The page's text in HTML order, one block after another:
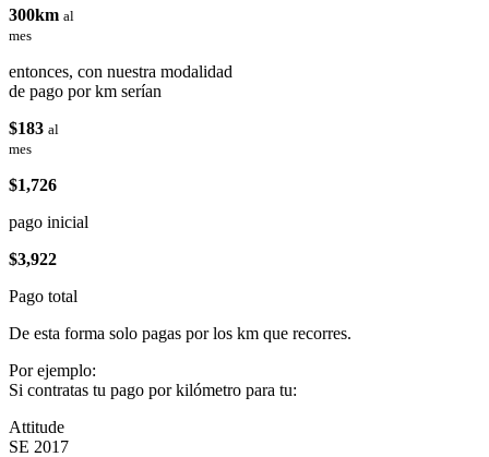
300km al
mes
entonces, con nuestra modalidad
de pago por km serían
$183 al
mes
$1,726
pago inicial
$3,922
Pago total
De esta forma solo pagas por los km que recorres.
Por ejemplo:
Si contratas tu pago por kilómetro para tu:
Attitude
SE 2017